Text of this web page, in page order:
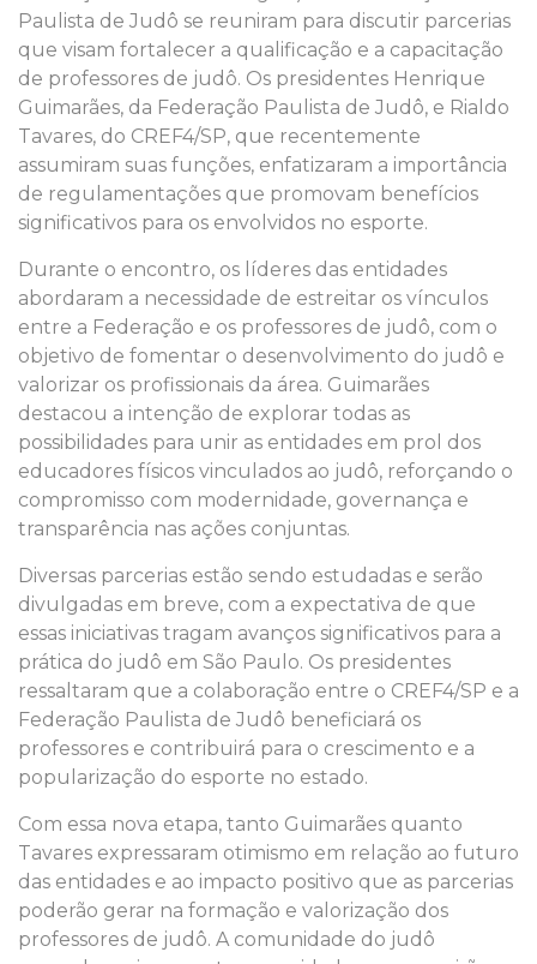
Paulista de Judô se reuniram para discutir parcerias
que visam fortalecer a qualificação e a capacitação
de professores de judô. Os presidentes Henrique
Guimarães, da Federação Paulista de Judô, e Rialdo
Tavares, do CREF4/SP, que recentemente
assumiram suas funções, enfatizaram a importância
de regulamentações que promovam benefícios
significativos para os envolvidos no esporte.
Durante o encontro, os líderes das entidades
abordaram a necessidade de estreitar os vínculos
entre a Federação e os professores de judô, com o
objetivo de fomentar o desenvolvimento do judô e
valorizar os profissionais da área. Guimarães
destacou a intenção de explorar todas as
possibilidades para unir as entidades em prol dos
educadores físicos vinculados ao judô, reforçando o
compromisso com modernidade, governança e
transparência nas ações conjuntas.
Diversas parcerias estão sendo estudadas e serão
divulgadas em breve, com a expectativa de que
essas iniciativas tragam avanços significativos para a
prática do judô em São Paulo. Os presidentes
ressaltaram que a colaboração entre o CREF4/SP e a
Federação Paulista de Judô beneficiará os
professores e contribuirá para o crescimento e a
popularização do esporte no estado.
Com essa nova etapa, tanto Guimarães quanto
Tavares expressaram otimismo em relação ao futuro
das entidades e ao impacto positivo que as parcerias
poderão gerar na formação e valorização dos
professores de judô. A comunidade do judô